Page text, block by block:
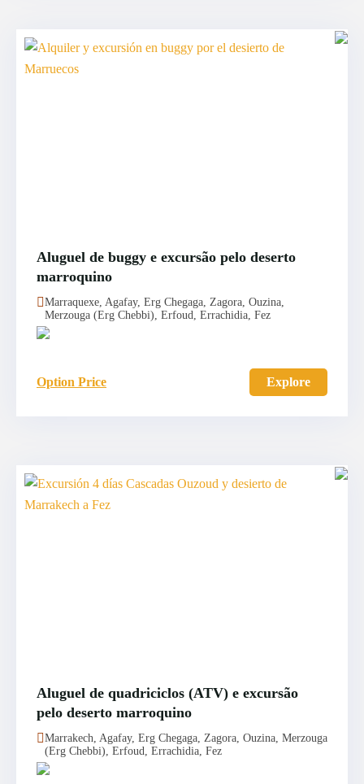
Aluguel de buggy e excursão pelo deserto
marroquino
Marraquexe, Agafay, Erg Chegaga, Zagora, Ouzina,
Merzouga (Erg Chebbi), Erfoud, Errachidia, Fez
Option Price Explore
Aluguel de quadriciclos (ATV) e excursão
pelo deserto marroquino
Marrakech, Agafay, Erg Chegaga, Zagora, Ouzina, Merzouga
(Erg Chebbi), Erfoud, Errachidia, Fez